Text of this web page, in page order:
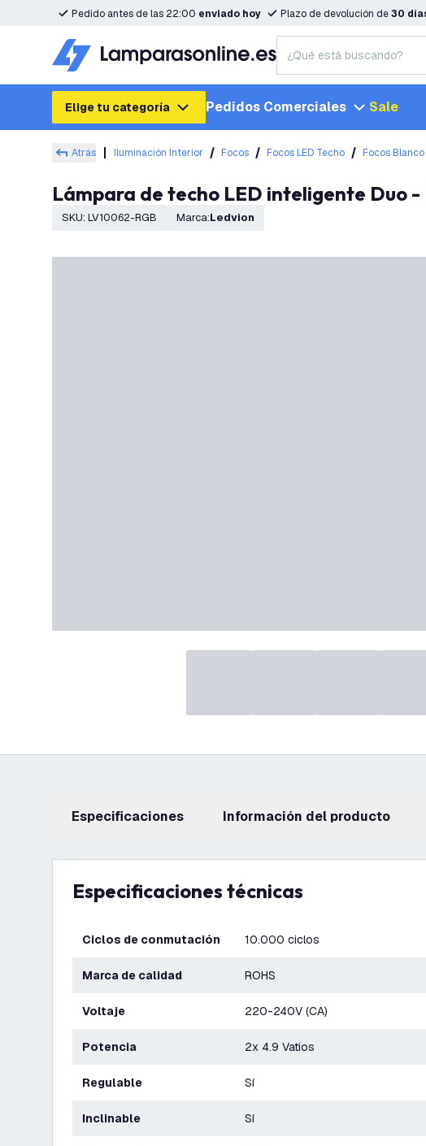
Pedido antes de las 22:00 enviado hoy Plazo de devolución de30
Elige tu categoría Pedidos Comerciales Sale
Atrás Iluminación Interior Focos Focos LED Techo Focos
Lámpara de techo LED inteligente Duo
SKU: LV10062-RGB Marca: Ledvion
Especificaciones información del producto
Especificaciones técnicas
Ciclos de conmutación 10.000 ciclos
Marca de calidad ROHS
Voltaje 220-240V (CA)
Potencia 2x 4.9 Vatios
Regulable Sí
Inclinable Sí